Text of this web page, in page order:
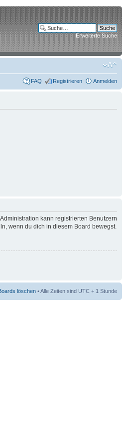
Erweiterte Suche
FAQ Registrieren Anmelden
kann registrierten Benutzern
wenn du dich in diesem Board bewegst.
löschen • Alle Zeiten sind UTC + 1 Stunde